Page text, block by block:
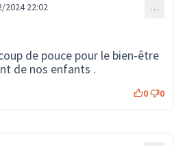
2024 22:02 …
de pouce pour le bien-être
de nos enfants .
0 0